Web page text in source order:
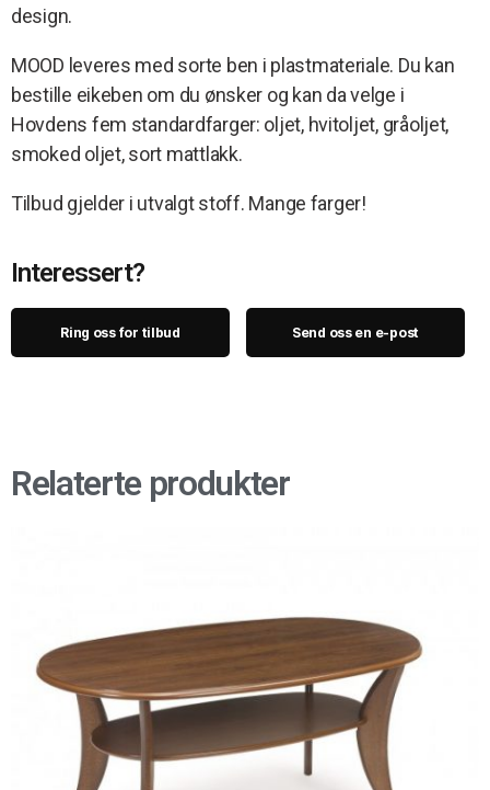
design.
MOOD leveres med sorte ben i plastmateriale. Du kan
bestille eikeben om du ønsker og kan da velge i
Hovdens fem standardfarger: oljet, hvitoljet, gråoljet,
smoked oljet, sort mattlakk.
Tilbud gjelder i utvalgt stoff. Mange farger!
Interessert?
Ring oss for tilbud Send oss en e-post
Relaterte produkter